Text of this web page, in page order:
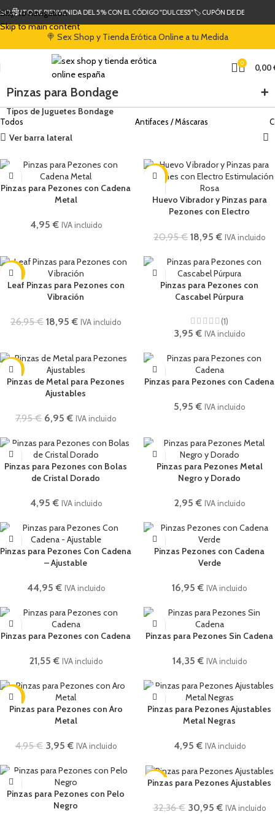
Skip to navigation
Skip to main content
🍭 Sex Shop y Tienda Erótica Online a tu Medida
0 0,00
Pinzas para Bondage
Tipos de Juguetes Bondage
Todos Antifaces / Máscaras
Ver barra lateral
Pinzas para Pezones con Cadena
Metal
4,95€ IVA incluido
-10%
Huevo Vibrador y Pinzas para
Pezones con Electro
20,95€ 18,95€ IVA incluido
-30%
Leaf Pinzas para Pezones con
Vibración
26,95€ 18,95€ IVA incluido
Pinzas para Pezones con
Cascabel Púrpura
(1)
3,95€ IVA incluido
-13%
Pinzas de Metal para Pezones
Ajustables
7,95€ 6,95€ IVA incluido
Pinzas para Pezones con Cadena
5,95€ IVA incluido
Pinzas para Pezones con Bolas
de Cristal Dorado
4,95€ IVA incluido
Pinzas para Pezones Metal
Negro y Dorado
2,95€ IVA incluido
Pinzas para Pezones Con Cadena
– Ajustable
44,95€ IVA incluido
Pinzas Pezones con Cadena
Verde
16,95€ IVA incluido
Pinzas para Pezones con Cadena
21,55€ IVA incluido
Pinzas para Pezones Sin Cadena
14,35€ IVA incluido
-20%
Pinzas para Pezones con Aro
Metal
4,95€ 3,95€ IVA incluido
Pinzas para Pezones Ajustables
Metal Negras
4,95€ IVA incluido
Pinzas para Pezones con Pelo
Negro
-4%
Pinzas para Pezones Ajustables
32,36€ 30,95€ IVA incluido
DE BIENVENIDA DEL 5% CON EL CÓDIGO "DULCES5"🏷️ CUPÓN DE DESCUENTO